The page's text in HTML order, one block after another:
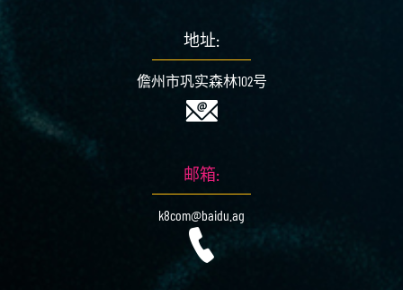
地址:
儋州市巩实森林102号
邮箱:
k8com@baidu.ag